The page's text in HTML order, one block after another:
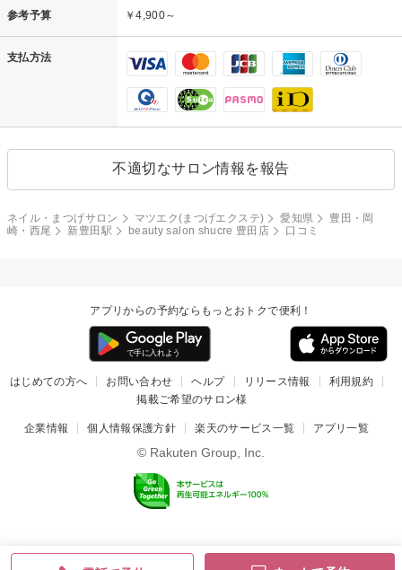
参考予算 ￥4,900～
支払方法
不適切なサロン情報を報告
ネイル・まつげサロン マツエク(まつげエクステ) 愛知県
豊田・岡
崎・西尾
新豊田駅 beauty salon shucre 豊田店 口コミ
アプリからの予約ならもっとおトクで便利！
はじめての方へ お問い合わせ ヘルプ リリース情報
利用規約
掲載ご希望のサロン様
企業情報 個人情報保護方針 楽天のサービス一覧 アプリ一覧
© Rakuten Group, Inc.